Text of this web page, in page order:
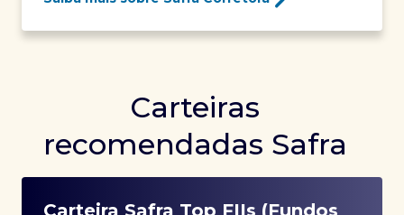
Carteiras
recomendadas Safra
Carteira Safra Top FIIs (Fundos